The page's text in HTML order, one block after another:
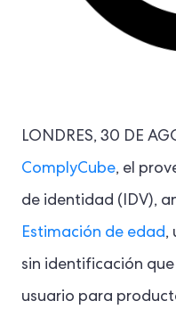
LONDRES, 30 DE
ComplyCube, el
de identidad (IDV),
Estimación de edad,
sin identificación
usuario para